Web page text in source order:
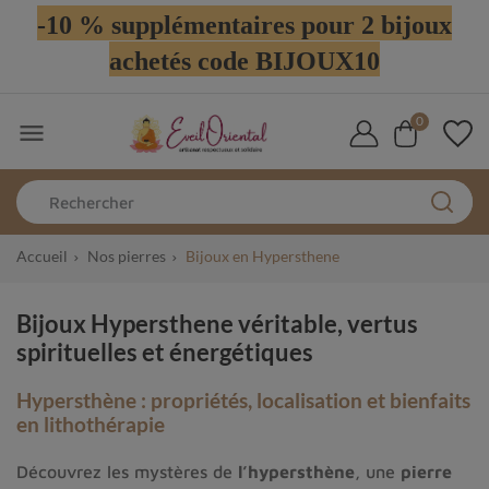
-10 % supplémentaires pour 2 bijoux
achetés code BIJOUX10
 0
Accueil Nos pierres Bijoux en Hypersthene
Bijoux Hypersthene véritable, vertus
spirituelles et énergétiques
Hypersthène : propriétés, localisation et bienfaits
en lithothérapie
Découvrez les mystères de l’hypersthène , une pierre